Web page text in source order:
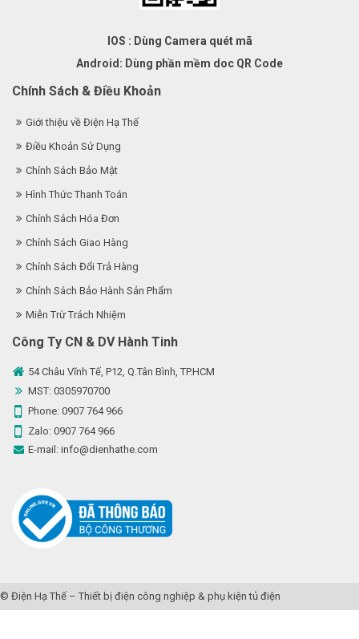
IOS : Dùng Camera quét mã
Android: Dùng phần mềm doc QR Code
Chính Sách & Điều Khoản
Giới thiệu về Điện Hạ Thế
Điều Khoản Sử Dụng
Chính Sách Bảo Mật
Hình Thức Thanh Toán
Chính Sách Hóa Đơn
Chính Sách Giao Hàng
Chính Sách Đổi Trả Hàng
Chính Sách Bảo Hành Sản Phẩm
Miễn Trừ Trách Nhiệm
Công Ty CN & DV Hành Tinh
54 Châu Vĩnh Tế, P12, Q.Tân Bình, TP.HCM
MST: 0305970700
Phone: 0907 764 966
Zalo: 0907 764 966
E-mail: info@dienhathe.com
© Điện Hạ Thế – Thiết bị điện công nghiệp & phụ kiện tủ điện